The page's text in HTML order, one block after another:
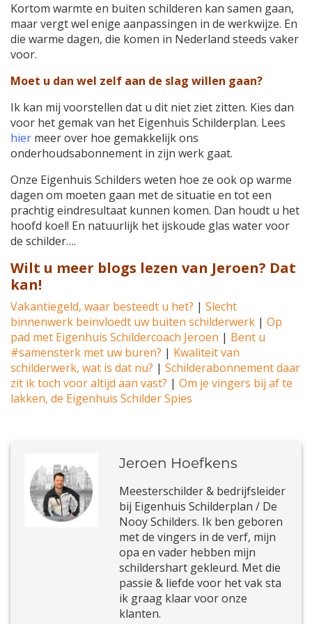
Kortom warmte en buiten schilderen kan samen gaan,
maar vergt wel enige aanpassingen in de werkwijze. En
die warme dagen, die komen in Nederland steeds vaker
voor.
Moet u dan wel zelf aan de slag willen gaan?
Ik kan mij voorstellen dat u dit niet ziet zitten. Kies dan
voor het gemak van het Eigenhuis Schilderplan. Lees
hier meer over hoe gemakkelijk ons
onderhoudsabonnement in zijn werk gaat.
Onze Eigenhuis Schilders weten hoe ze ook op warme
dagen om moeten gaan met de situatie en tot een
prachtig eindresultaat kunnen komen. Dan houdt u het
hoofd koel! En natuurlijk het ijskoude glas water voor
de schilder….
Wilt u meer blogs lezen van Jeroen? Dat
kan!
Vakantiegeld, waar besteedt u het? | Slecht
binnenwerk beinvloedt uw buiten schilderwerk | Op
pad met Eigenhuis Schildercoach Jeroen | Bent u
#samensterk met uw buren? | Kwaliteit van
schilderwerk, wat is dat nu? | Schilderabonnement daar
zit ik toch voor altijd aan vast? | Om je vingers bij af te
lakken, de Eigenhuis Schilder Spies
Jeroen Hoefkens
Meesterschilder & bedrijfsleider
bij Eigenhuis Schilderplan / De
Nooy Schilders. Ik ben geboren
met de vingers in de verf, mijn
opa en vader hebben mijn
schildershart gekleurd. Met die
passie & liefde voor het vak sta
ik graag klaar voor onze
klanten.